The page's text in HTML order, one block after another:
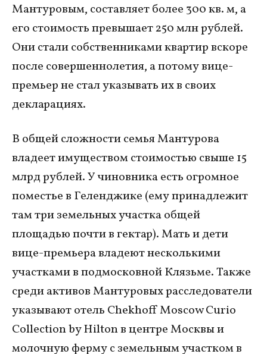
Мантуровым, составляет более 300 кв. м, а
его стоимость превышает 250 млн рублей.
Они стали собственниками квартир вскоре
после совершеннолетия, а потому вице-
премьер не стал указывать их в своих
декларациях.
В общей сложности семья Мантурова
владеет имуществом стоимостью свыше 15
млрд рублей. У чиновника есть огромное
поместье в Геленджике (ему принадлежит
там три земельных участка общей
площадью почти в гектар). Мать и дети
вице-премьера владеют несколькими
участками в подмосковной Клязьме. Также
среди активов Мантуровых расследователи
указывают отель Chekhoff Moscow Curio
Collection by Hilton в центре Москвы и
молочную ферму с земельным участком в